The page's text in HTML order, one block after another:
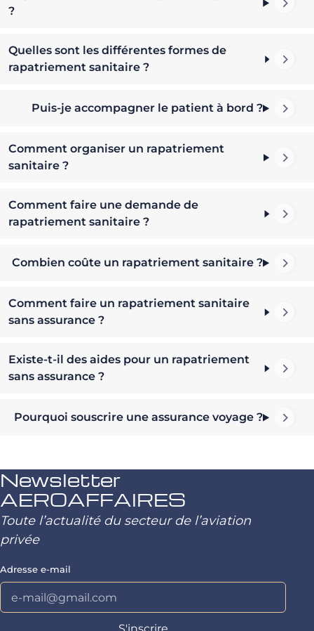
?
Quelles sont les différentes formes de
rapatriement sanitaire ?
Puis-je accompagner le patient à bord ?
Comment organiser un rapatriement
sanitaire ?
Comment faire une demande de
rapatriement sanitaire ?
Combien coûte un rapatriement sanitaire ?
Comment faire un rapatriement sanitaire
sans assurance ?
Existe-t-il des aides pour un rapatriement
sans assurance ?
Pourquoi souscrire une assurance voyage ?
Newsletter
AEROAFFAIRES
Toute l’actualité du secteur de l’aviation
privée
Adresse e-mail